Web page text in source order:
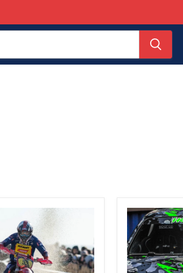
Laminado
Vehicular
Fundido
Hexis
PC30G2
Hexis